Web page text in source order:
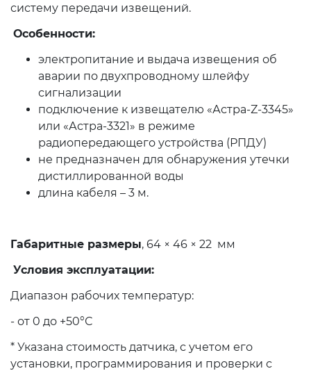
систему передачи извещений.
Особенности:
электропитание и выдача извещения об
аварии по двухпроводному шлейфу
сигнализации
подключение к извещателю «Астра-Z-3345»
или «Астра-3321» в режиме
радиопередающего устройства (РПДУ)
не предназначен для обнаружения утечки
дистиллированной воды
длина кабеля – 3 м.
Габаритные размеры, 64 × 46 × 22 мм
Условия эксплуатации:
Диапазон рабочих температур:
- от 0 до +50°С
* Указана стоимость датчика, с учетом его
установки, программирования и проверки с